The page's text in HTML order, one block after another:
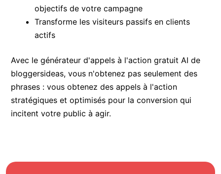
objectifs de votre campagne
Transforme les visiteurs passifs en clients
actifs
Avec le générateur d'appels à l'action gratuit AI de
bloggersideas, vous n'obtenez pas seulement des
phrases : vous obtenez des appels à l'action
stratégiques et optimisés pour la conversion qui
incitent votre public à agir.